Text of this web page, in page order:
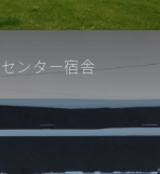
ンター宿舎